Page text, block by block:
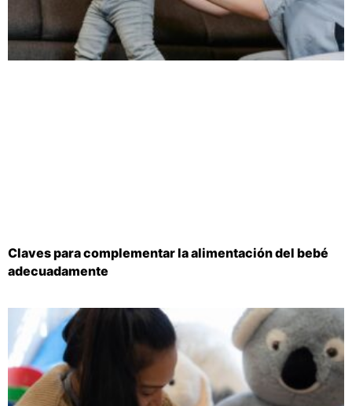
Claves para complementar la alimentación del bebé
adecuadamente